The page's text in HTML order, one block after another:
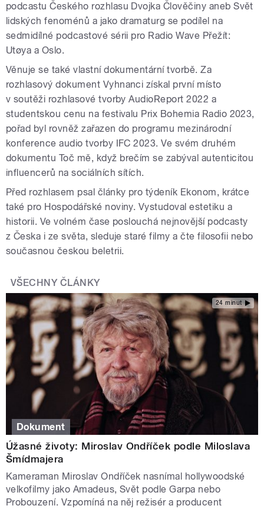
podcastu Českého rozhlasu Dvojka Člověčiny aneb Svět
lidských fenoménů a jako dramaturg se podílel na
sedmidílné podcastové sérii pro Radio Wave Přežít:
Utøya a Oslo.
Věnuje se také vlastní dokumentární tvorbě. Za
rozhlasový dokument Vyhnanci získal první místo
v soutěži rozhlasové tvorby AudioReport 2022 a
studentskou cenu na festivalu Prix Bohemia Radio 2023,
pořad byl rovněž zařazen do programu mezinárodní
konference audio tvorby IFC 2023. Ve svém druhém
dokumentu Toč mě, když brečím se zabýval autenticitou
influencerů na sociálních sítích.
Před rozhlasem psal články pro týdeník Ekonom, krátce
také pro Hospodářské noviny. Vystudoval estetiku a
historii. Ve volném čase poslouchá nejnovější podcasty
z Česka i ze světa, sleduje staré filmy a čte filosofii nebo
současnou českou beletrii.
VŠECHNY ČLÁNKY
24 minut
Dokument
Úžasné životy: Miroslav Ondříček podle Miloslava
Šmídmajera
Kameraman Miroslav Ondříček nasnímal hollywoodské
velkofilmy jako Amadeus, Svět podle Garpa nebo
Probouzení. Vzpomíná na něj režisér a producent